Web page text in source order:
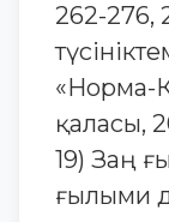
262-276,
«Норма-
қаласы,
19) Заң
ғылыми